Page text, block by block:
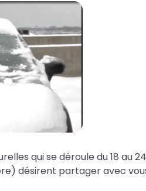
qui se déroule du 18 au
désirent partager avec